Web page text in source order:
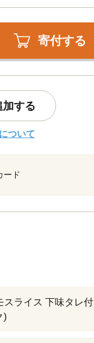
寄付する
加する
ついて
ード
スライス 下味タレ付
)